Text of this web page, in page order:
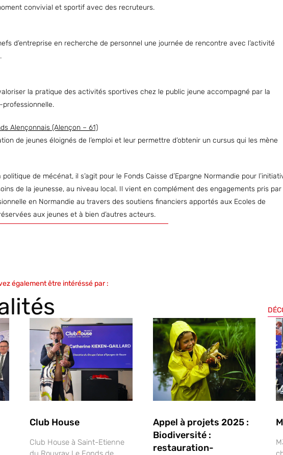
convivial et sportif avec des recruteurs.
d’entreprise en recherche de personnel une journée de rencontre avec l’activité
la pratique des activités sportives chez le public jeune accompagné par la
professionnelle.
Alençonnais (Alençon – 61)
de jeunes éloignés de l’emploi et leur permettre d’obtenir un cursus qui les mène
de mécénat, il s’agit pour le Fonds Caisse d’Epargne Normandie pour
de la jeunesse, au niveau local. Il vient en complément des engagements pris par
en Normandie au travers des soutiens financiers apportés aux Ecoles de
aux jeunes et à bien d’autres acteurs.
également être intéréssé par :
Club House
Club House à Saint-Etienne
Appel à projets 2025 :
Biodiversité :
restauration-